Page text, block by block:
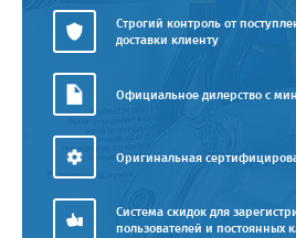
Строгий контроль от
доставки клиенту
Официальное дилерство с
Оригинальная
Система скидок для
пользователей и постоянных